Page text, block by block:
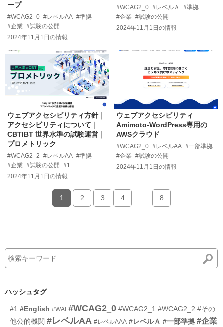
ープ
#WCAG2_0 #レベルAA #準拠
#企業 #試験の公開
2024年11月1日の情報
#WCAG2_0 #レベルＡ
#準拠
#企業 #試験の公開
2024年11月1日の情報
ウェブアクセシビリティ方針｜
アクセシビリティについて｜
CBTIBT 世界水準の試験運営｜
プロメトリック
#WCAG2_2 #レベルAA #準拠
#企業 #試験の公開
#1
2024年11月1日 の情報
ウェブアクセシビリティ
Amimoto-WordPress専用の
AWSクラウド
#WCAG2_0 #レベルAA #一部準拠
#企業 #試験の公開
2024年11月1日 の情報
1 2 3 4 ... 8
ハッシュタグ
#1 #English #WAI #WCAG2_0 #WCAG2_1 #WCAG2_2 #その
他公的機関 #レベルAA #レベルAAA #レベルＡ #一部準拠 #企業